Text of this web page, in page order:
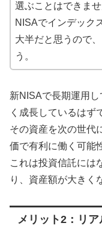
選ぶことはできませ
NISAでインデック
大半だと思うので
う。
新NISAで長期運用
く成長しているはず
その資産を次の世代
価で有利に働く可能
これは投資信託には
り、資産額が大きく
メリット2：リ